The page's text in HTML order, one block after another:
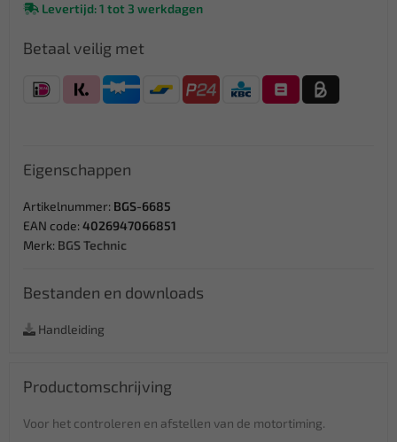
Levertijd: 1 tot 3 werkdagen
Betaal veilig met
Eigenschappen
Artikelnummer: BGS-6685
EAN code: 4026947066851
Merk: BGS Technic
Bestanden en downloads
Handleiding
Productomschrijving
Voor het controleren en afstellen van de motortiming.